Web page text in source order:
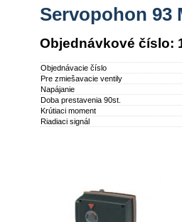
Servopohon 93
Objednávkové číslo:
Objednávacie číslo
Pre zmiešavacie ventily
Napájanie
Doba prestavenia 90st.
Krútiaci moment
Riadiaci signál